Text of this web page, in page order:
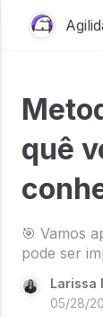
quê
🎯 Vamos
pode ser
Larissa
05/28/